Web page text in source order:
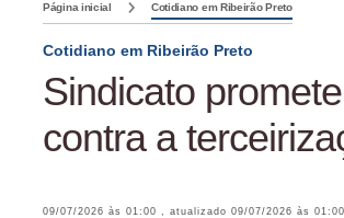
Página inicial Cotidiano em Ribeirão Preto
Cotidiano em Ribeirão Preto
Sindicato
contra a
09/07/2026 às 01:00 , atualizado 09/07/2026 às 01:00